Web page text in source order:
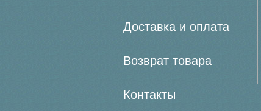
Доставка и оплата
Возврат товара
Контакты